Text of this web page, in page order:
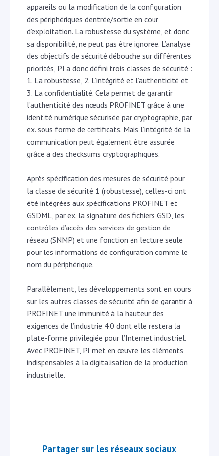
appareils ou la modification de la configuration
des périphériques d’entrée/sortie en cour
d’exploitation. La robustesse du système, et donc
sa disponibilité, ne peut pas être ignorée. L’analyse
des objectifs de sécurité débouche sur différentes
priorités, PI a donc défini trois classes de sécurité :
1. La robustesse, 2. L’intégrité et l’authenticité et
3. La confidentialité. Cela permet de garantir
l’authenticité des nœuds PROFINET grâce à une
identité numérique sécurisée par cryptographie, par
ex. sous forme de certificats. Mais l’intégrité de la
communication peut également être assurée
grâce à des checksums cryptographiques.
Après spécification des mesures de sécurité pour
la classe de sécurité 1 (robustesse), celles-ci ont
été intégrées aux spécifications PROFINET et
GSDML, par ex. la signature des fichiers GSD, les
contrôles d’accès des services de gestion de
réseau (SNMP) et une fonction en lecture seule
pour les informations de configuration comme le
nom du périphérique.
Parallèlement, les développements sont en cours
sur les autres classes de sécurité afin de garantir à
PROFINET une immunité à la hauteur des
exigences de l’industrie 4.0 dont elle restera la
plate-forme privilégiée pour l’Internet industriel.
Avec PROFINET, PI met en œuvre les éléments
indispensables à la digitalisation de la production
industrielle.
Partager sur les réseaux sociaux